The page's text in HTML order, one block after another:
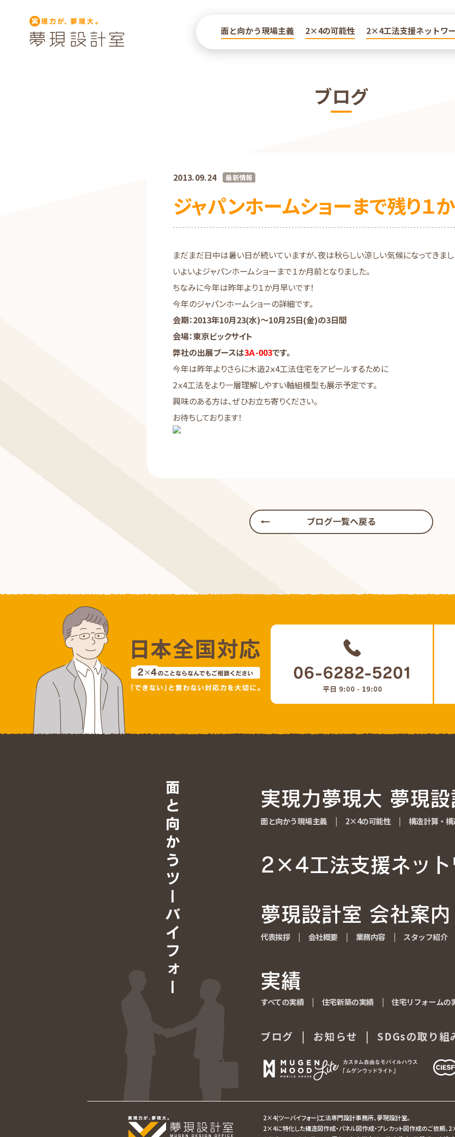
面と向かう現場主義
面と向かう現場主義 2×4の可能性
2×4の可能性 2×4工法支援ネットワ
2×4工法支援ネットワ
ブログ
2013.09.24 最新情報
ジャパンホームショーまで残り１
まだまだ日中は暑い日が続いていますが、夜は秋らしい涼しい気候になってきまし
いよいよジャパンホームショーまで１か月前となりました。
ちなみに今年は昨年より１か月早いです！
今年のジャパンホームショーの詳細です。
会期：2013年10月23(水)～10月25日(金)の3日間
会場：東京ビックサイト
弊社の出展ブースは3Ａ-003です。
今年は昨年よりさらに木造2ｘ4工法住宅をアピールするために
2ｘ4工法をより一層理解しやすい軸組模型も展示予定です。
興味のある方は、ぜひお立ち寄りください。
お待ちしております！
ブログ一覧へ戻る
実現力夢現大 夢現
実現力夢現大 夢現
面と向かう現場主義
面と向かう現場主義 2×4の可能性
2×4の可能性 構造計算・
構造計算・
2×4工法支援ネット
2×4工法支援ネット
夢現設計室 会社案内
夢現設計室 会社案内
代表挨拶
代表挨拶 会社概要
会社概要 業務内容
業務内容 スタッフ紹介
スタッフ紹介
実績
実績
すべての実績
すべての実績 住宅新築の実績
住宅新築の実績 住宅リフォームの
住宅リフォームの
ブログ
ブログ | お知らせ
お知らせ | SDGsの取り組
SDGsの取り組
2×4(ツーバイフォー)工法専門設計事務所、夢現設計室。
2×4に特化した構造図作成・パネル図作成・プレカット図作成のご依頼